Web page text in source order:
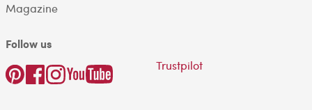
Magazine
Follow us
Trustpilot